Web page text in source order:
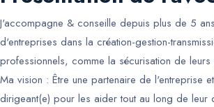
J'accompagne & conseille depuis plus de 5
d'entreprises dans la création-gestion-
professionnels, comme la sécurisation de
Ma vision : Être une partenaire de l'entreprise
dirigeant(e) pour les aider tout au long de leur